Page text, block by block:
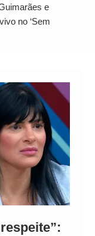
prende 14
Gato’, do
e
no ‘Sem